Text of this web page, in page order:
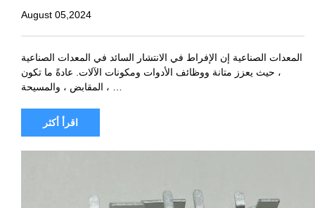
August 05,2024
المعدات الصناعية إن الإفراط في الانتشار السائد في المعدات الصناعية
، حيث يعزز متانة ووظائف الأدوات ومكونات الآلات. عادةً ما تكون
المقابض ، والمسيحة ، …
اقرأ أكثر